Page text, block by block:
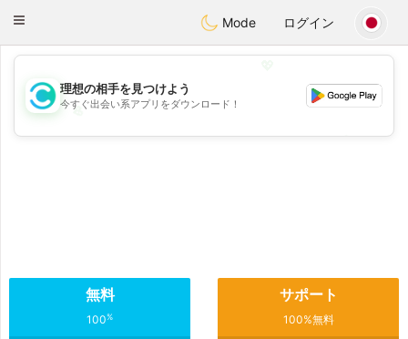
olombiaCitas
Toggle
Mode ログイン
💖
💕
理想の相手を見つけよう
今すぐ出会い系アプリをダウンロード！
無料
100%
サポート
100%無料